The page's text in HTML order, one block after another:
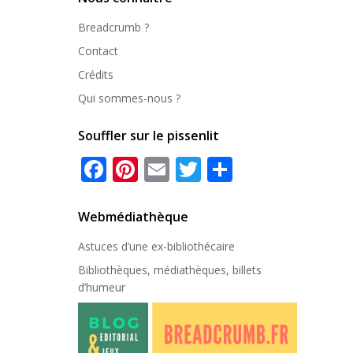
Breadcrumb ?
Contact
Crédits
Qui sommes-nous ?
Souffler sur le pissenlit
Facebook
Pinterest
EmailTwitter
Webmédiathèque
Astuces d’une ex-bibliothécaire
Bibliothèques, médiathèques, billets
d’humeur